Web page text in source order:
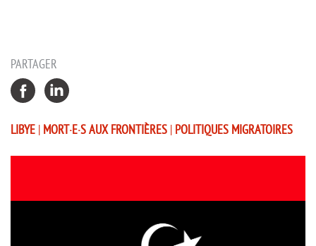
PARTAGER
LIBYE | MORT·E·S AUX FRONTIÈRES | POLITIQUES MIGRATOIRES